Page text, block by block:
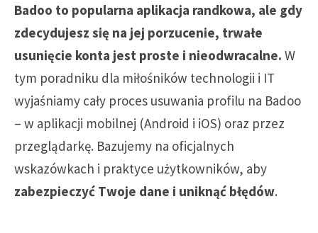
Badoo to popularna aplikacja randkowa, ale gdy
zdecydujesz się na jej porzucenie, trwałe
usunięcie konta jest proste i nieodwracalne. W
tym poradniku dla miłośników technologii i IT
wyjaśniamy cały proces usuwania profilu na Badoo
– w aplikacji mobilnej (Android i iOS) oraz przez
przeglądarkę. Bazujemy na oficjalnych
wskazówkach i praktyce użytkowników, aby
zabezpieczyć Twoje dane i uniknąć błędów.